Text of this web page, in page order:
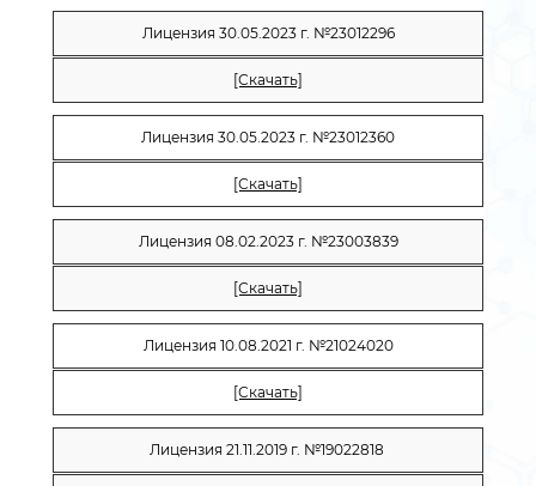
Лицензия 30.05.2023 г. №23012296
[Скачать]
Лицензия 30.05.2023 г. №23012360
[Скачать]
Лицензия 08.02.2023 г. №23003839
[Скачать]
Лицензия 10.08.2021 г. №21024020
[Скачать]
Лицензия 21.11.2019 г. №19022818